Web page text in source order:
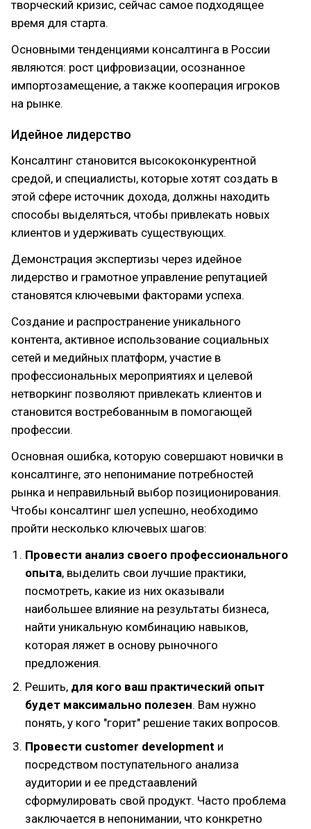
творческий кризис, сейчас самое подходящее
время для старта.
Основными тенденциями консалтинга в России
являются: рост цифровизации, осознанное
импортозамещение, а также кооперация игроков
на рынке.
Идейное лидерство
Консалтинг становится высококонкурентной
средой, и специалисты, которые хотят создать в
этой сфере источник дохода, должны находить
способы выделяться, чтобы привлекать новых
клиентов и удерживать существующих.
Демонстрация экспертизы через идейное
лидерство и грамотное управление репутацией
становятся ключевыми факторами успеха.
Создание и распространение уникального
контента, активное использование социальных
сетей и медийных платформ, участие в
профессиональных мероприятиях и целевой
нетворкинг позволяют привлекать клиентов и
становится востребованным в помогающей
профессии.
Основная ошибка, которую совершают новички в
консалтинге, это непонимание потребностей
рынка и неправильный выбор позиционирования.
Чтобы консалтинг шел успешно, необходимо
пройти несколько ключевых шагов:
Провести анализ своего профессионального
опыта, выделить свои лучшие практики,
посмотреть, какие из них оказывали
наибольшее влияние на результаты бизнеса,
найти уникальную комбинацию навыков,
которая ляжет в основу рыночного
предложения.
Решить, для кого ваш практический опыт
будет максимально полезен. Вам нужно
понять, у кого "горит" решение таких вопросов.
Провести customer development и
посредством поступательного анализа
аудитории и ее предстаавлений
сформулировать свой продукт. Часто проблема
заключается в непонимании, что конкретно